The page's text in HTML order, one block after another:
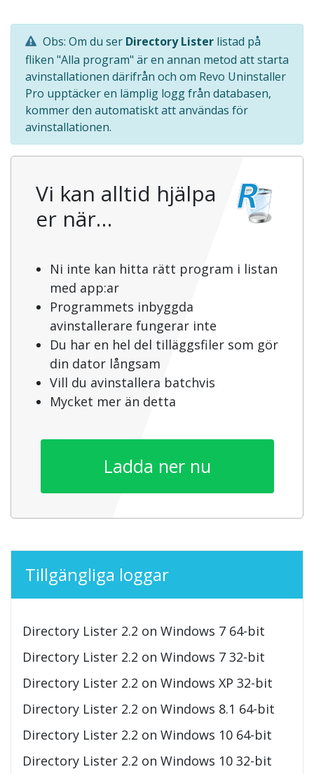
Obs: Om du ser Directory Lister listad på
fliken "Alla program" är en annan metod att starta
avinstallationen därifrån och om Revo Uninstaller
Pro upptäcker en lämplig logg från databasen,
kommer den automatiskt att användas för
avinstallationen.
Vi kan alltid hjälpa
er när…
Ni inte kan hitta rätt program i listan
med app:ar
Programmets inbyggda
avinstallerare fungerar inte
Du har en hel del tilläggsfiler som gör
din dator långsam
Vill du avinstallera batchvis
Mycket mer än detta
Ladda ner nu
Tillgängliga loggar
Directory Lister 2.2 on Windows 7 64-bit
Directory Lister 2.2 on Windows 7 32-bit
Directory Lister 2.2 on Windows XP 32-bit
Directory Lister 2.2 on Windows 8.1 64-bit
Directory Lister 2.2 on Windows 10 64-bit
Directory Lister 2.2 on Windows 10 32-bit